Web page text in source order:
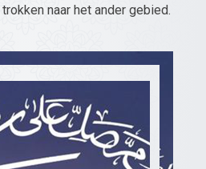
naar het ander gebied.